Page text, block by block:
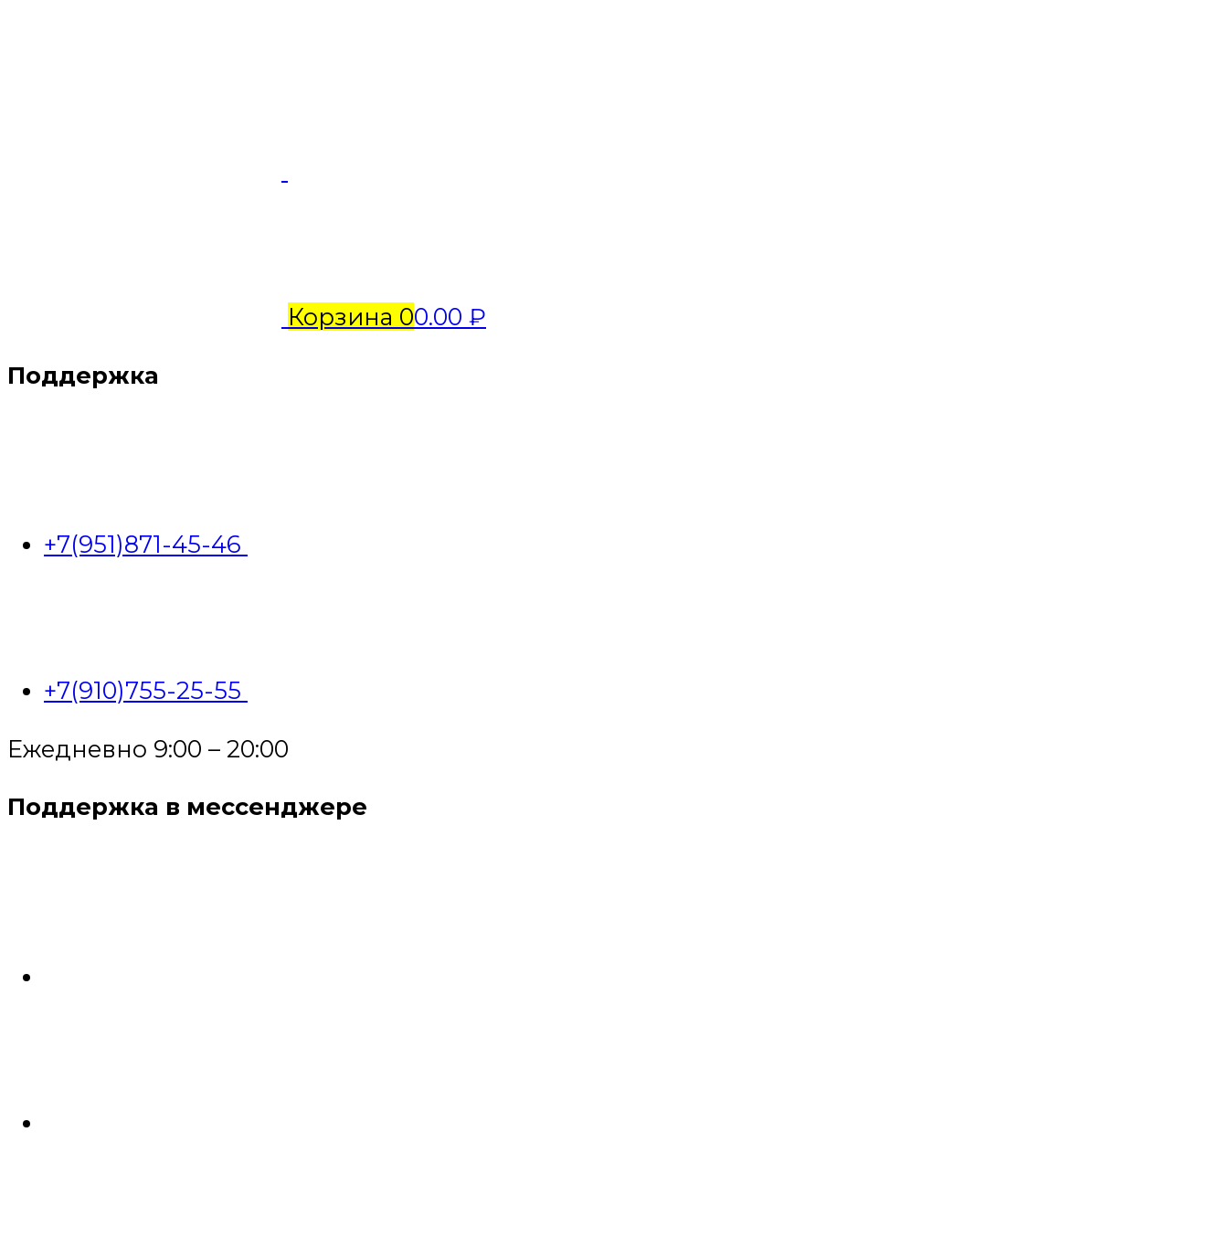
Корзина 00.00 ₽
Поддержка
+7(951)871-45-46
+7(910)755-25-55
Ежедневно 9:00 – 20:00
Поддержка в мессенджере